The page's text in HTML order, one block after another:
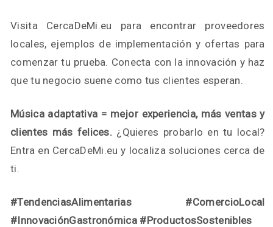
Visita CercaDeMi.eu para encontrar proveedores
locales, ejemplos de implementación y ofertas para
comenzar tu prueba. Conecta con la innovación y haz
que tu negocio suene como tus clientes esperan.
Música adaptativa = mejor experiencia, más ventas y
clientes más felices. ¿Quieres probarlo en tu local?
Entra en CercaDeMi.eu y localiza soluciones cerca de
ti.
#TendenciasAlimentarias #ComercioLocal
#InnovaciónGastronómica #ProductosSostenibles